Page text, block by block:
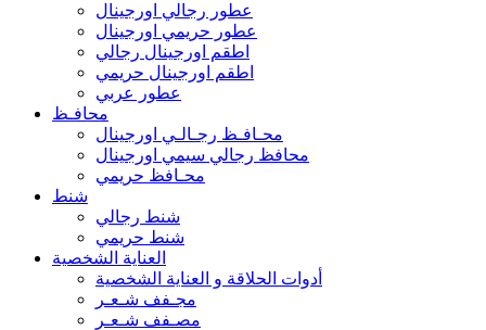
عطور رجالي اورجينال
عطور حريمي اورجينال
اطقم اورجينال رجالي
اطقم اورجينال حريمي
عطور عربي
محافـظ
محـافـظ رجـالـي اورجينال
محافظ رجالي سيمي اورجينال
محـافظ حريمي
شنط
شنط رجالي
شنط حريمي
العناية الشخصية
أدوات الحلاقة و العناية الشخصية
مجـفف شـعـر
مصـفف شـعـر